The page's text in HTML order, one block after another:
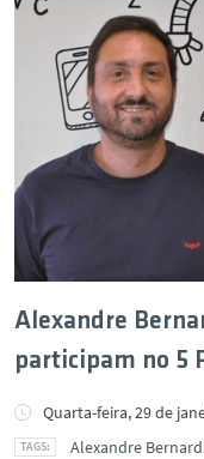
Alexandre
participam no 5
Quarta-feira, 29 de
Alexandre